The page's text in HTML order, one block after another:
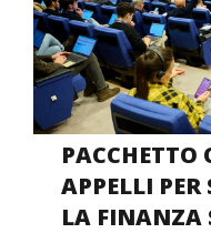
PACCHETTO
APPELLI
LA FINANZA